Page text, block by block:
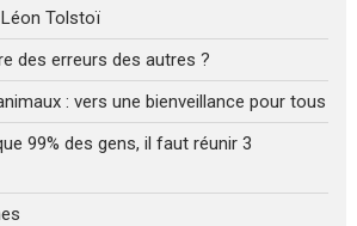
Léon Tolstoï
des erreurs des autres ?
: vers une bienveillance pour tous
99% des gens, il faut réunir 3